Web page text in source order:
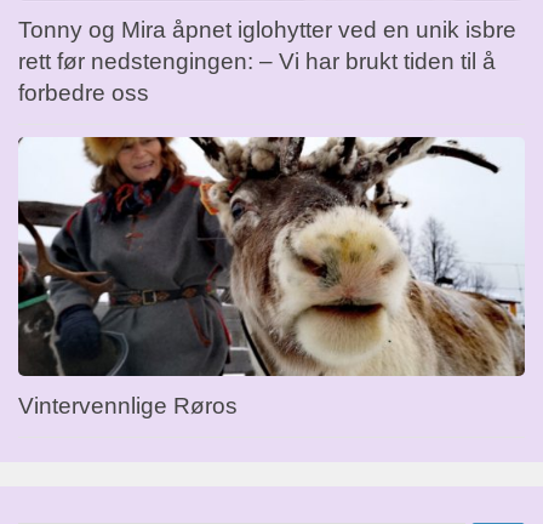
Tonny og Mira åpnet iglohytter ved en unik isbre
rett før nedstengingen: – Vi har brukt tiden til å
forbedre oss
Vintervennlige Røros